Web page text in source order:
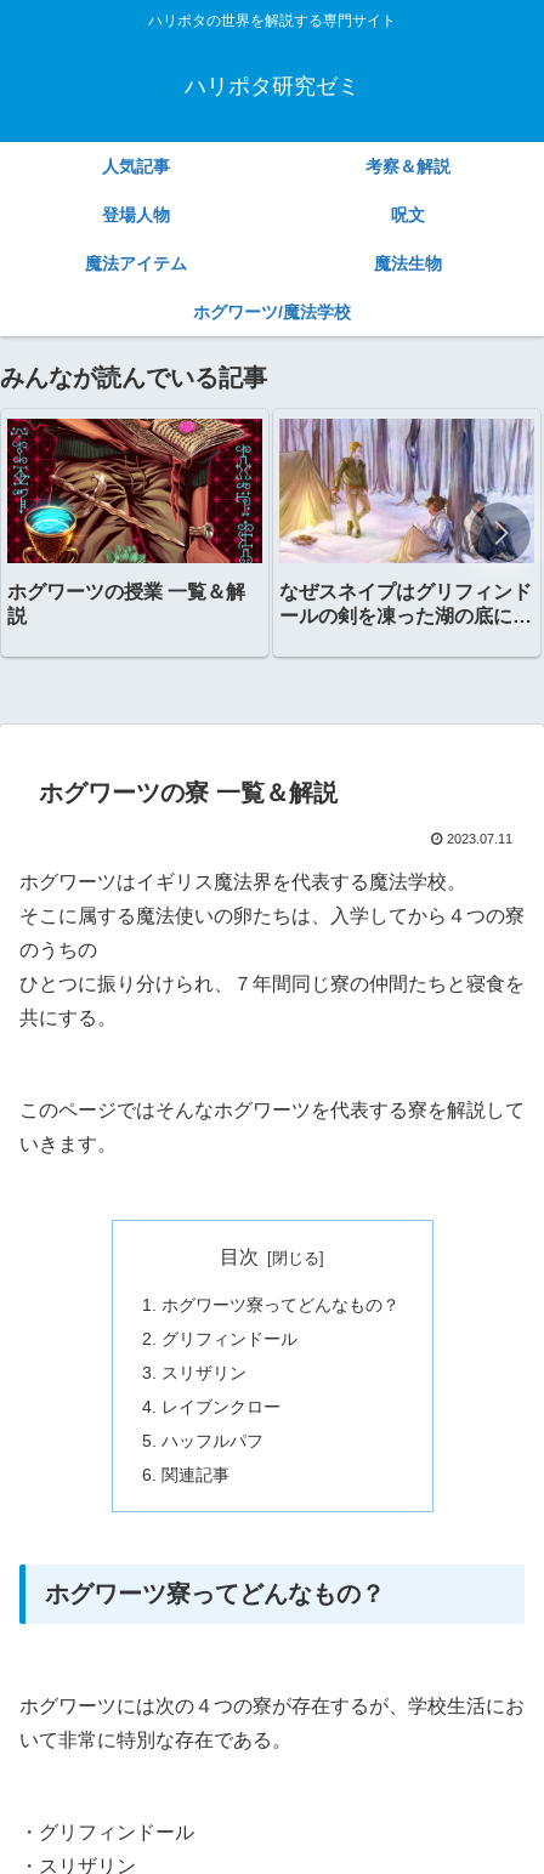
ハリポタの世界を解説する専門サイト
ハリポタ研究ゼミ
人気記事 考察＆解説
登場人物 呪文
魔法アイテム 魔法生物
ホグワーツ/魔法学校
みんなが読んでいる記事
ホグワーツの授業 一覧＆解
説
なぜスネイプはグリフィンド
ールの剣を凍った湖の底に置
ホグワーツの寮 一覧＆解説
2023.07.11
ホグワーツはイギリス魔法界を代表する魔法学校。
そこに属する魔法使いの卵たちは、入学してから４つの寮
のうちの
ひとつに振り分けられ、７年間同じ寮の仲間たちと寝食を
共にする。
このページではそんなホグワーツを代表する寮を解説して
いきます。
目次
ホグワーツ寮ってどんなもの？
グリフィンドール
スリザリン
レイブンクロー
ハッフルパフ
関連記事
ホグワーツ寮ってどんなもの？
ホグワーツには次の４つの寮が存在するが、学校生活にお
いて非常に特別な存在である。
・グリフィンドール
・スリザリン